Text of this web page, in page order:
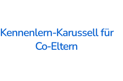
Kennenlern-Karussell für
Co-Eltern